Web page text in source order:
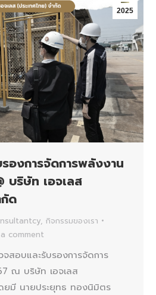
2025
องการจัดการพลังงาน
บริษัท เอจเลส
ด
, กิจกรรมของเรา
comment
จสอบและรับรองการจัดการ
ณ บริษัท เอจเลส
ยมี นายประยุทธ ทองนิมิตร